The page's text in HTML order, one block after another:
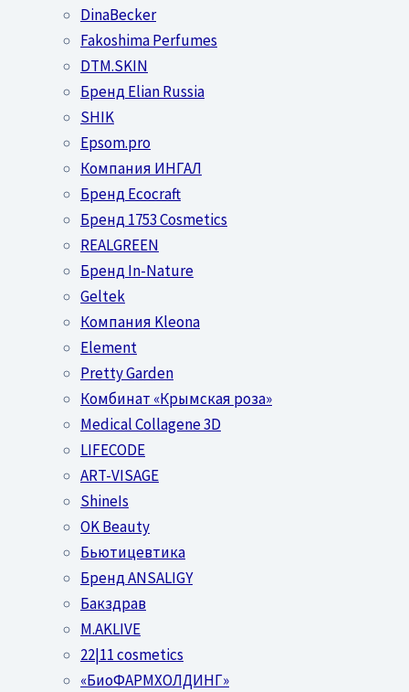
DinaBecker
Fakoshima Perfumes
DTM.SKIN
Бренд Elian Russia
SHIK
Epsom.pro
Компания ИНГАЛ
Бренд Ecocraft
Бренд 1753 Cosmetics
REALGREEN
Бренд In-Nature
Geltek
Компания Kleona
Element
Pretty Garden
Комбинат «Крымская роза»
Medical Collagene 3D
LIFECODE
ART-VISAGE
ShineIs
OK Beauty
Бьютицевтика
Бренд ANSALIGY
Бакздрав
M.AKLIVE
22|11 cosmetics
«БиоФАРМХОЛДИНГ»